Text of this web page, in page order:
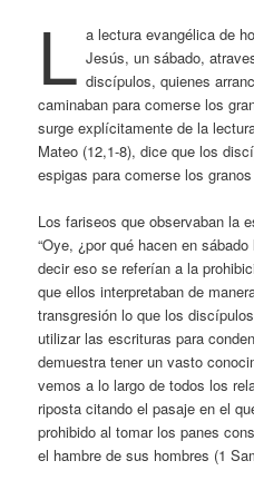
L a lectura evangélica de
Jesús, un sábado,
discípulos, quienes
caminaban para comerse los
surge explícitamente de la
Mateo (12,1-8), dice que los
espigas para comerse los granos
Los fariseos que observaban la
“Oye, ¿por qué hacen en
decir eso se referían a la
que ellos interpretaban de
transgresión lo que los
utilizar las escrituras para
demuestra tener un vasto
vemos a lo largo de todos los
riposta citando el pasaje en el
prohibido al tomar los panes
el hambre de sus hombres (1